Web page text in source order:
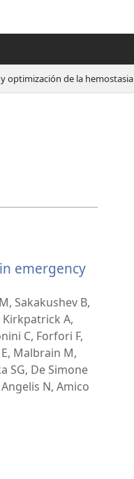
optimización de la hemostasia
emergency
Sakakushev B,
Kirkpatrick A,
C, Forfori F,
Malbrain M,
SG, De Simone
N, Amico